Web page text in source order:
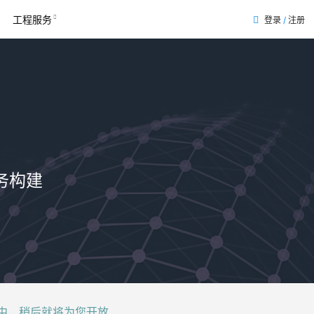
工程服务 登录 / 注册
构建